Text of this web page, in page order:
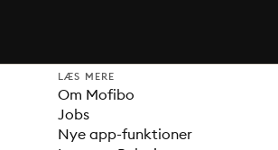
LÆS MERE
Om Mofibo
Jobs
Nye app-funktioner